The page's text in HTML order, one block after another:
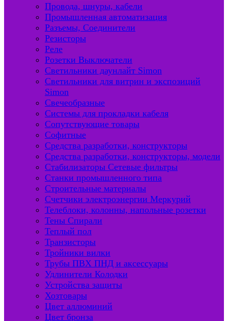
Провода, шнуры, кабели
Промышленная автоматизация
Разъемы, Соединители
Резисторы
Реле
Розетки Выключатели
Светильники даунлайт Simon
Светильники для витрин и экспозиций
Simon
Свечеобразные
Системы для прокладки кабеля
Сопутствующие товары
Софитные
Средства разработки, конструкторы
Средства разработки, конструкторы, модели
Стабилизаторы Сетевые фильтры
Станки промышленного типа
Строительные материалы
Счетчики электроэнергии Меркурий
Телеблоки, колонны, напольные розетки
Тены Спирали
Теплый пол
Транзисторы
Тройники вилки
Трубы ПВХ ПНД и аксессуары
Удлинители Колодки
Устройства защиты
Хозтовары
Цвет аллюминий
Цвет бронза